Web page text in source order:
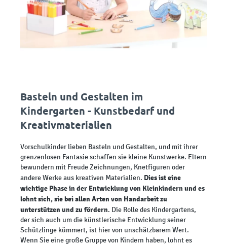
Basteln und Gestalten im
Kindergarten - Kunstbedarf und
Kreativmaterialien
Vorschulkinder lieben Basteln und Gestalten, und mit ihrer
grenzenlosen Fantasie schaffen sie kleine Kunstwerke. Eltern
bewundern mit Freude Zeichnungen, Knetfiguren oder
andere Werke aus kreativen Materialien. Dies ist eine
wichtige Phase in der Entwicklung von Kleinkindern und es
lohnt sich, sie bei allen Arten von Handarbeit zu
unterstützen und zu fördern. Die Rolle des Kindergartens,
der sich auch um die künstlerische Entwicklung seiner
Schützlinge kümmert, ist hier von unschätzbarem Wert.
Wenn Sie eine große Gruppe von Kindern haben, lohnt es